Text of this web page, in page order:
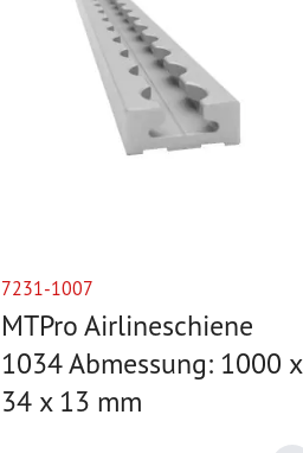
7231-1007
MTPro Airlineschiene
1034 Abmessung: 1000 x
34 x 13 mm